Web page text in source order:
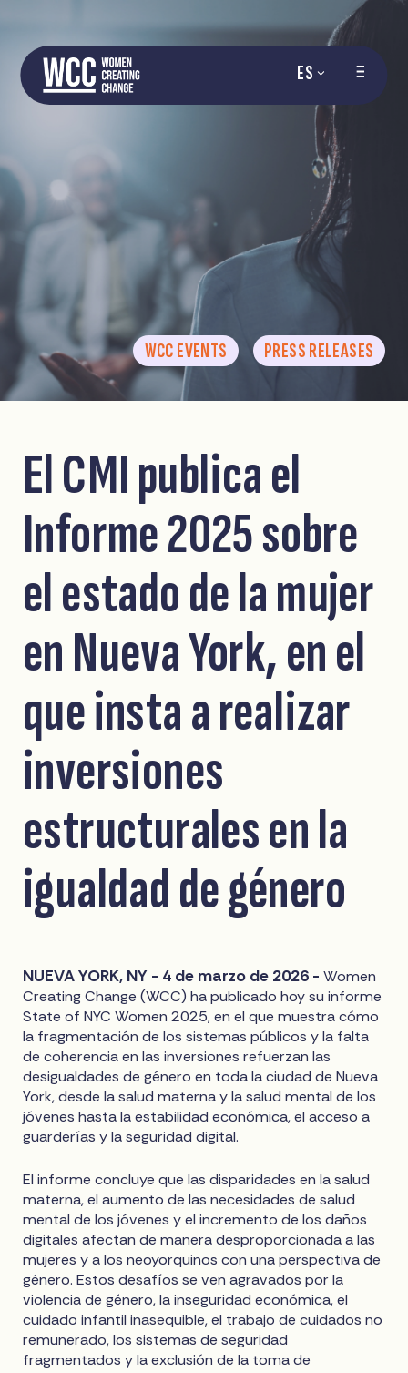
ES
WCC EVENTS PRESS RELEASES
El CMI publica el
Informe 2025 sobre
el estado de la mujer
en Nueva York, en el
que insta a realizar
inversiones
estructurales en la
igualdad de género
NUEVA YORK, NY - 4 de marzo de 2026 -Women
Creating Change (WCC) ha publicado hoy su informe
State of NYC Women 2025, en el que muestra cómo
la fragmentación de los sistemas públicos y la falta
de coherencia en las inversiones refuerzan las
desigualdades de género en toda la ciudad de Nueva
York, desde la salud materna y la salud mental de los
jóvenes hasta la estabilidad económica, el acceso a
guarderías y la seguridad digital.
El informe concluye que las disparidades en la salud
materna, el aumento de las necesidades de salud
mental de los jóvenes y el incremento de los daños
digitales afectan de manera desproporcionada a las
mujeres y a los neoyorquinos con una perspectiva de
género. Estos desafíos se ven agravados por la
violencia de género, la inseguridad económica, el
cuidado infantil inasequible, el trabajo de cuidados no
remunerado, los sistemas de seguridad
fragmentados y la exclusión de la toma de